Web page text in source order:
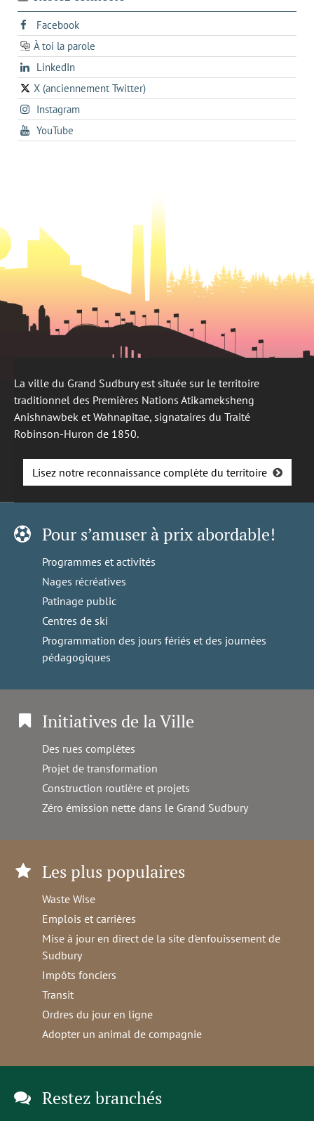
Facebooks'ouvre
dans
un
onglet
À toi la parole
opens
in
a
new
tab
LinkedInopens
in
a
new
X (anciennement Twitter)
s'ouvre
dans
un
nouvel
Instagrams'ouvre
dans
un
YouTube
dans
La ville du Grand Sudbury est située sur le territoire
traditionnel des Premières Nations Atikameksheng
Anishnawbek et Wahnapitae, signataires du Traité
Robinson-Huron de 1850.
Lisez notre reconnaissance complète du territoire
Pour s’amuser à prix abordable!
Programmes et activités
Nages récréatives
Patinage public
Centres de ski
Programmation des jours fériés et des journées
pédagogiques
Initiatives de la Ville
Des rues complètes
Projet de transformation
Construction routière et projets
Zéro émission nette dans le Grand Sudbury
Les plus populaires
Waste Wise
Emplois et carrières
Mise à jour en direct de la site d'enfouissement de
Sudbury
Impôts fonciers
Transit
Ordres du jour en ligne
Adopter un animal de compagnie
Restez branchés